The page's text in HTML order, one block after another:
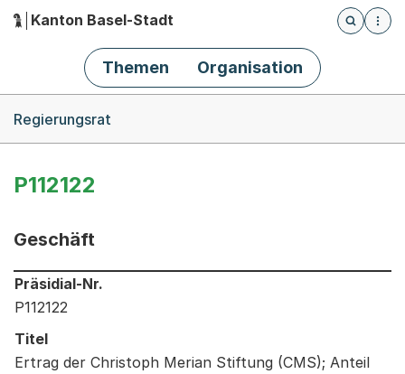
Hauptnavigation
Kanton Basel-Stadt
Öffnet
Themen Organisation
Regierungsrat
P112122
Geschäft
Informationen zum Ausgewählten Geschäft
Präsidial-Nr.
P112122
Titel
Ertrag der Christoph Merian Stiftung (CMS); Anteil